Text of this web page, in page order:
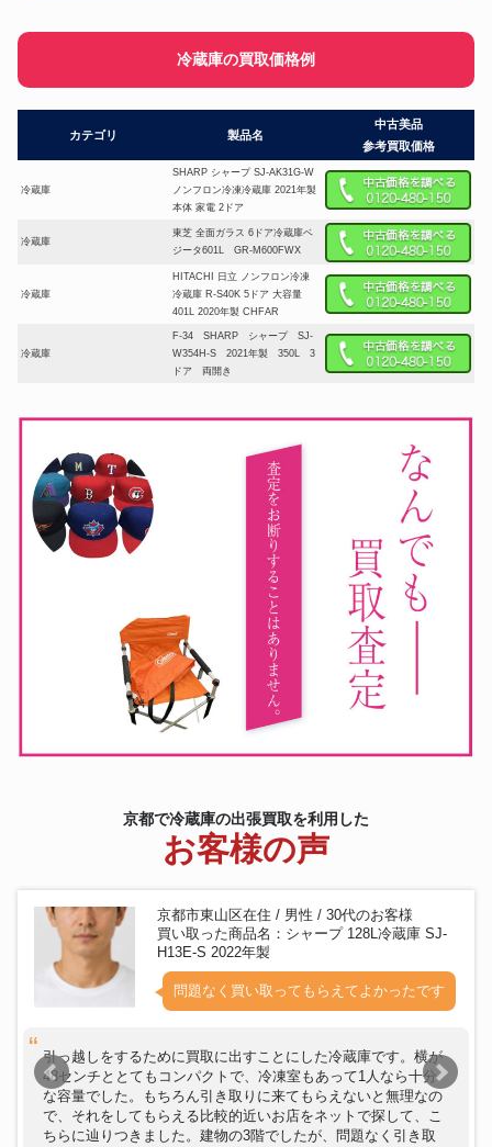
冷蔵庫の買取価格例
カテゴリ 製品名
中古美品
参考買取価格
冷蔵庫
SHARP シャープ SJ-AK31G-W
ノンフロン冷凍冷蔵庫 2021年製
本体 家電 2ドア
冷蔵庫
東芝 全面ガラス 6ドア冷蔵庫ベ
ジータ601L GR-M600FWX
冷蔵庫
HITACHI 日立 ノンフロン冷凍
冷蔵庫 R-S40K 5ドア 大容量
401L 2020年製 CHFAR
冷蔵庫
F-34 SHARP シャープ SJ-
W354H-S 2021年製 350L 3
ドア 両開き
蔵庫 業務用 厨房機器 四面ガラ
ス式ショーケース SMR-CZ65F
冷蔵庫
e angle(エディオン) 2020 149L
冷凍冷蔵庫 グリーン ANG-
2022年製 パナソニック 冷凍冷
蔵庫 NR-C373GC-T 365L 右開
AQUA アクア 355L冷凍冷蔵庫
AQR-36G(S) 2018年製
シャープ 冷蔵庫 137L SHARP
SJ-GD14F-B
京都で冷蔵庫の出張買取を利用した
お客様の声
京都市東山区在住 / 男性 / 30代のお客様
買い取った商品名：シャープ 128L冷蔵庫 SJ-
H13E-S 2022年製
問題なく買い取ってもらえてよかったです
引っ越しをするために買取に出すことにした冷蔵庫です。横が
48センチととてもコンパクトで、冷凍室もあって1人なら十分
な容量でした。もちろん引き取りに来てもらえないと無理なの
で、それをしてもらえる比較的近いお店をネットで探して、こ
ちらに辿りつきました。建物の3階でしたが、問題なく引き取